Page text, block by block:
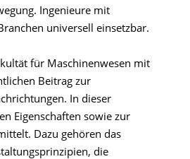
Ingenieure mit
universell einsetzbar.
für Maschinenwesen mit
Beitrag zur
In dieser
Eigenschaften sowie zur
Dazu gehören das
die